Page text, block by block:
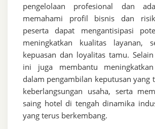
pengelolaan profesional dan
memahami profil bisnis dan
peserta dapat mengantisipasi
meningkatkan kualitas layanan,
kepuasan dan loyalitas tamu.
ini juga membantu
dalam pengambilan keputusan yang
keberlangsungan usaha, serta
saing hotel di tengah dinamika
yang terus berkembang.